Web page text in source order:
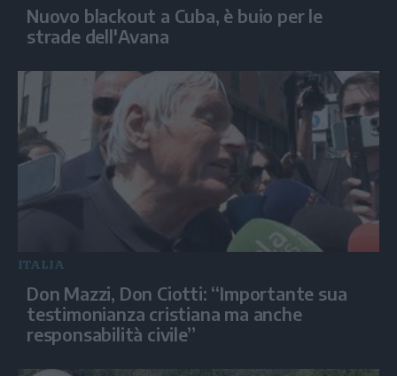
Nuovo blackout a Cuba, è buio per le
strade dell'Avana
ITALIA
Don Mazzi, Don Ciotti: “Importante sua
testimonianza cristiana ma anche
responsabilità civile”